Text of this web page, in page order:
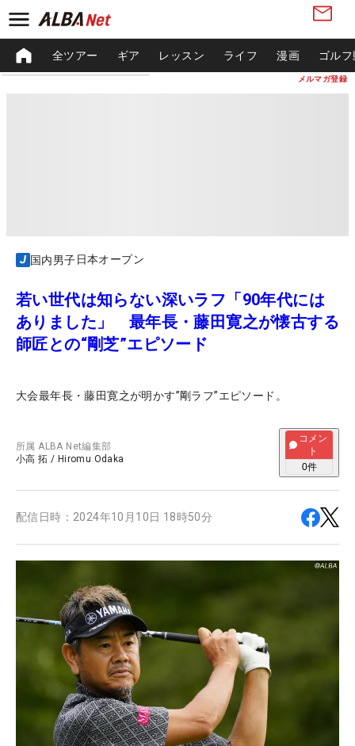
メルマガ登録
全ツアー ギア レッスン ライフ 漫画 ゴル
国内男子日本オープン
若い世代は知らない深いラフ「90年代には
ありました」 最年長・藤田寛之が懐古する
師匠との“剛芝”エピソード
大会最年長・藤田寛之が明かす”剛ラフ”エピソード。
所属ALBA Net編集部
小高 拓 / Hiromu Odaka
コメン
ト
0件
配信日時： 2024年10月10日 18時50分